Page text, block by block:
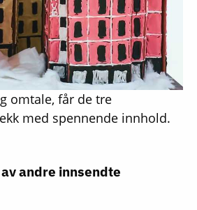
omtale, får de tre
med spennende innhold.
andre innsendte